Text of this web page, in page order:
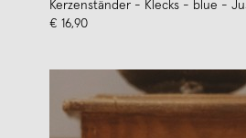
Kerzenständer - Klecks - blue -
€ 16,90